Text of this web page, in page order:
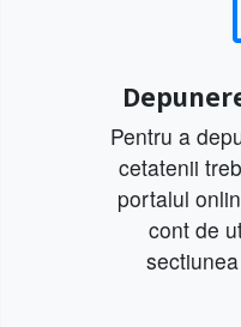
Pentru a
cetatenii
portalul
cont de